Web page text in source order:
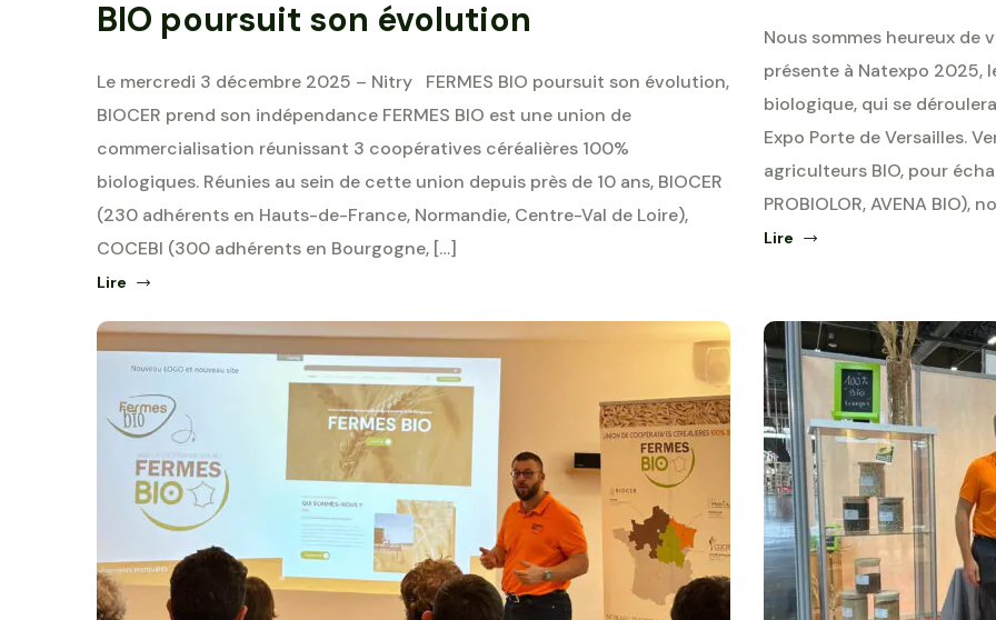
BIO poursuit son évolution
Le mercredi 3 décembre 2025 – Nitry FERMES BIO poursuit son évolution,
BIOCER prend son indépendance FERMES BIO est une union de
commercialisation réunissant 3 coopératives céréalières 100%
biologiques. Réunies au sein de cette union depuis près de 10 ans, BIOCER
(230 adhérents en Hauts-de-France, Normandie, Centre-Val de Loire),
COCEBI (300 adhérents en Bourgogne, […]
Lire
Nous sommes heureux de
présente à Natexpo 2025,
biologique, qui se
Expo Porte de Versailles.
agriculteurs BIO, pour
PROBIOLOR, AVENA BIO),
Lire